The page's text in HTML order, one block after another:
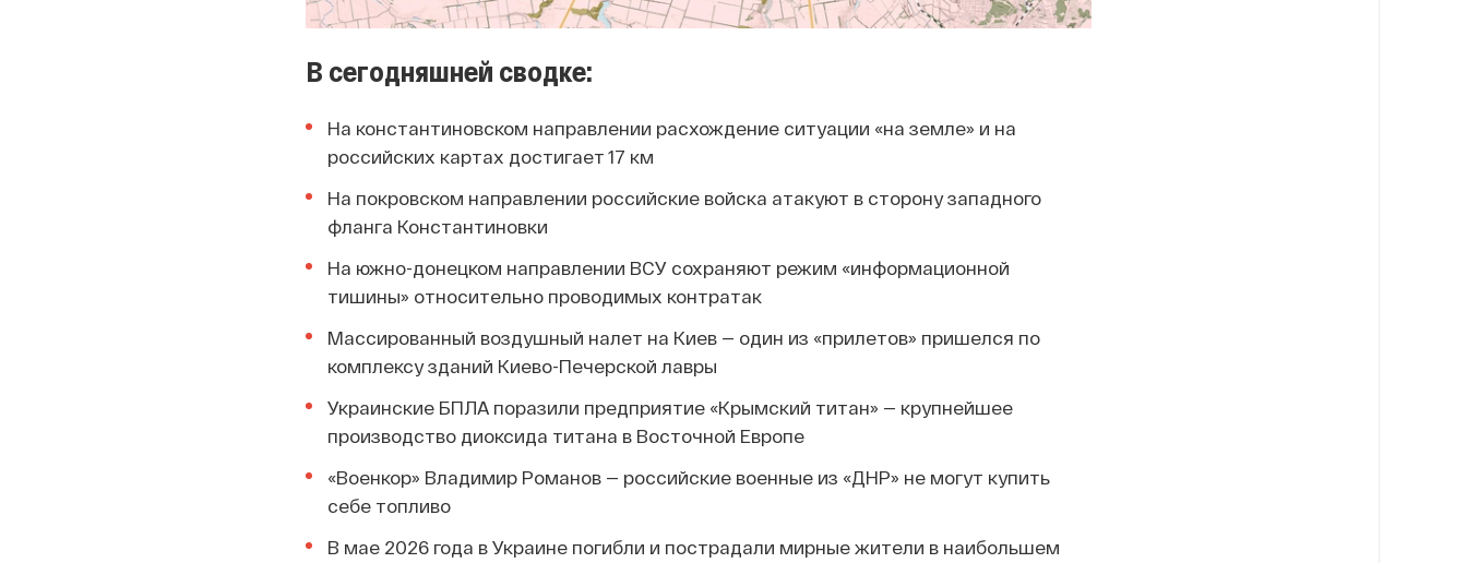
В сегодняшней сводке:
На константиновском направлении расхождение ситуации «на земле» и на
российских картах достигает 17 км
На покровском направлении российские войска атакуют в сторону западного
фланга Константиновки
На южно-донецком направлении ВСУ сохраняют режим «информационной
тишины» относительно проводимых контратак
Массированный воздушный налет на Киев — один из «прилетов» пришелся по
комплексу зданий Киево-Печерской лавры
Украинские БПЛА поразили предприятие «Крымский титан» — крупнейшее
производство диоксида титана в Восточной Европе
«Военкор» Владимир Романов — российские военные из «ДНР» не могут купить
себе топливо
В мае 2026 года в Украине погибли и пострадали мирные жители в наибольшем